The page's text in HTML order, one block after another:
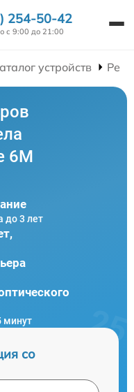
254-50-42
с 9:00 до 21:00
устройств
6M
до 3 лет
минут
со